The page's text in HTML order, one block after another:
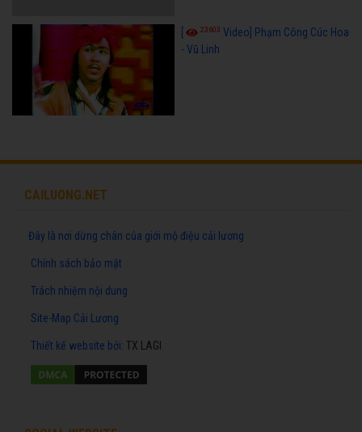
23603 Video] Phạm Công Cúc Hoa
- Vũ Linh
CAILUONG.NET
Đây là nơi dừng chân của giới mộ điệu cải lương
Chính sách bảo mật
Trách nhiệm nội dung
Site-Map Cải Lương
Thiết kế website bởi: TX LAGI